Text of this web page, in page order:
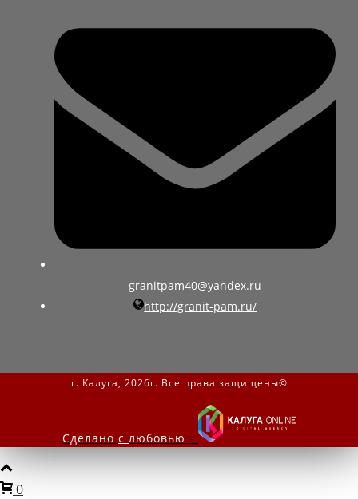
granitpam40@yandex.ru
http://granit-pam.ru/
г. Калуга, 2026г. Все права защищены©
Сделано с любовью -
0